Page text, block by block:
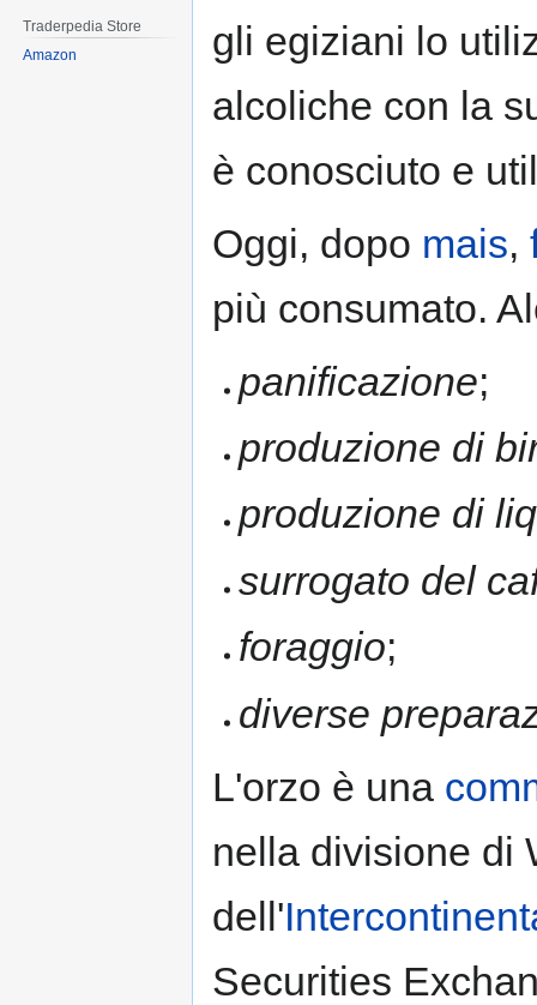
gli egiziani lo
alcoliche con la
è conosciuto e
Oggi, dopo mais,
più consumato.
panificazione;
produzione di
produzione di
surrogato del
foraggio;
diverse
L'orzo è una
nella divisione di
dell'
Securities
Traderpedia Store
Amazon